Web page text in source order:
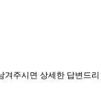
주시면 상세한 답변드리